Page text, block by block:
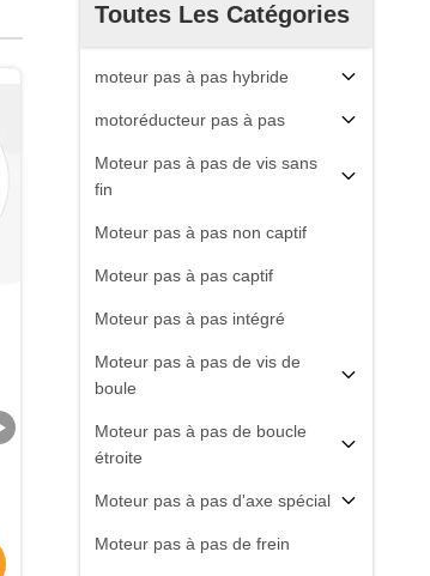
Toutes Les Catégories
moteur pas à pas hybride
motoréducteur pas à pas
Moteur pas à pas de vis sans
fin
Moteur pas à pas non captif
Moteur pas à pas captif
Moteur pas à pas intégré
Moteur pas à pas de vis de
boule
Moteur pas à pas de boucle
étroite
Moteur pas à pas d'axe spécial
Moteur pas à pas de frein